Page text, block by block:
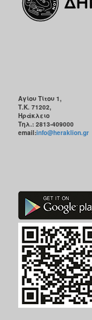
Αγίου Τίτου 1,
Τ.Κ. 71202,
Ηράκλειο
Τηλ.: 2813-409000
email:info@heraklion.gr